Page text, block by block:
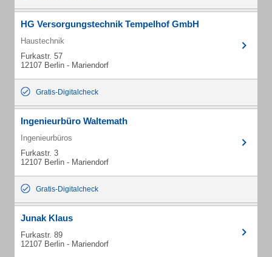
HG Versorgungstechnik Tempelhof GmbH
Haustechnik
Furkastr. 57
12107 Berlin - Mariendorf
Gratis-Digitalcheck
Ingenieurbüro Waltemath
Ingenieurbüros
Furkastr. 3
12107 Berlin - Mariendorf
Gratis-Digitalcheck
Junak Klaus
Furkastr. 89
12107 Berlin - Mariendorf